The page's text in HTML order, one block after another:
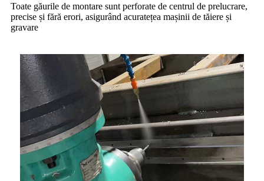
Toate găurile de montare sunt perforate de centrul de prelucrare,
precise și fără erori, asigurând acuratețea mașinii de tăiere și
gravare